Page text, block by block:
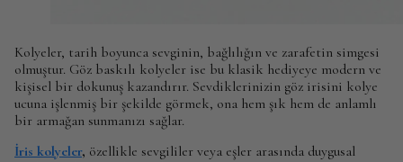
Kolyeler, tarih boyunca sevginin, bağlılığın ve zarafetin simgesi
olmuştur. Göz baskılı kolyeler ise bu klasik hediyeye modern ve
kişisel bir dokunuş kazandırır. Sevdiklerinizin göz irisini kolye
ucuna işlenmiş bir şekilde görmek, ona hem şık hem de anlamlı
bir armağan sunmanızı sağlar.
İris kolyeler, özellikle sevgililer veya eşler arasında duygusal